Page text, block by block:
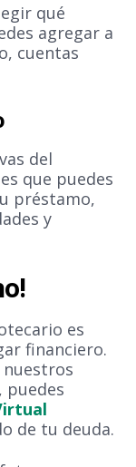
qué
agregar a
cuentas
del
que puedes
préstamo,
y
es
financiero.
nuestros
puedes
de tu deuda.